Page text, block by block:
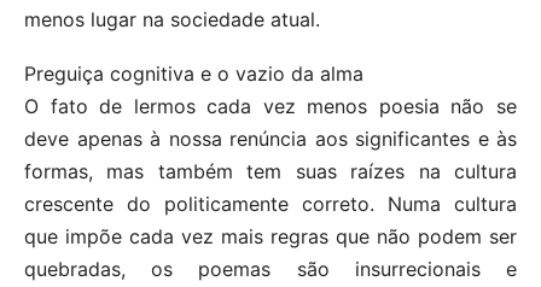
menos lugar na sociedade atual.
Preguiça cognitiva e o vazio da alma
O fato de lermos cada vez menos poesia não se
deve apenas à nossa renúncia aos significantes e às
formas, mas também tem suas raízes na cultura
crescente do politicamente correto. Numa cultura
que impõe cada vez mais regras que não podem ser
quebradas, os poemas são insurrecionais e